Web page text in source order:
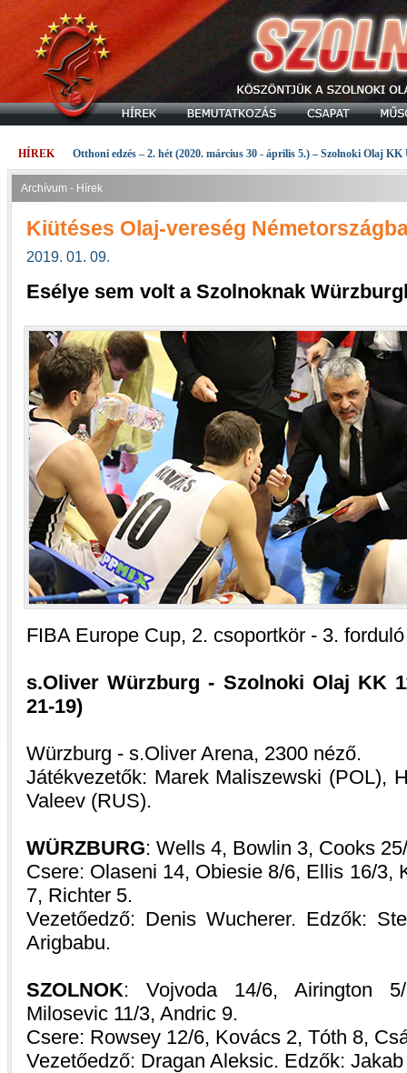
HÍREK Otthoni edzés – 2. hét (2020. március 30 - április 5.) – Szolnoki Olaj KK
Archívum - Hírek
Kiütéses Olaj-vereség
2019. 01. 09.
Esélye sem volt a Szolnoknak
FIBA Europe Cup, 2. csoportkör - 3. forduló
s.Oliver Würzburg - Szolnoki Olaj KK
21-19)
Würzburg - s.Oliver Arena, 2300 néző.
Játékvezetők: Marek Maliszewski (POL),
Valeev (RUS).
WÜRZBURG: Wells 4, Bowlin 3, Cooks
Csere: Olaseni 14, Obiesie 8/6, Ellis 16/3,
7, Richter 5.
Vezetőedző: Denis Wucherer. Edzők:
Arigbabu.
SZOLNOK: Vojvoda 14/6, Airington
Milosevic 11/3, Andric 9.
Csere: Rowsey 12/6, Kovács 2, Tóth 8,
Vezetőedző: Dragan Aleksic. Edzők: